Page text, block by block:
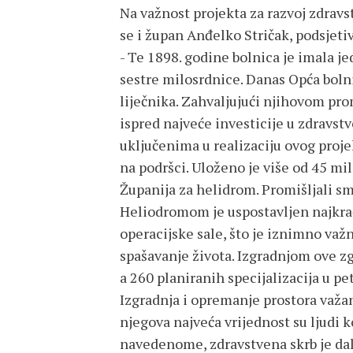
Na važnost projekta za razvoj
se i župan Anđelko Stričak,
- Te 1898. godine bolnica je imala
sestre milosrdnice. Danas Opća
liječnika. Zahvaljujući njihovom
ispred najveće investicije u
uključenima u realizaciju ovog
na podršci. Uloženo je više od 45
Županija za helidrom. Promišljali
Heliodromom je uspostavljen
operacijske sale, što je iznimno
spašavanje života. Izgradnjom ove
a 260 planiranih specijalizacija u
Izgradnja i opremanje prostora
njegova najveća vrijednost su ljudi
navedenome, zdravstvena skrb je